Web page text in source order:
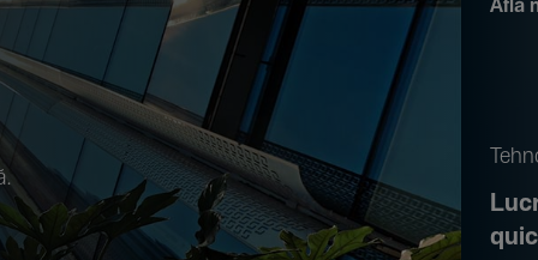
Află